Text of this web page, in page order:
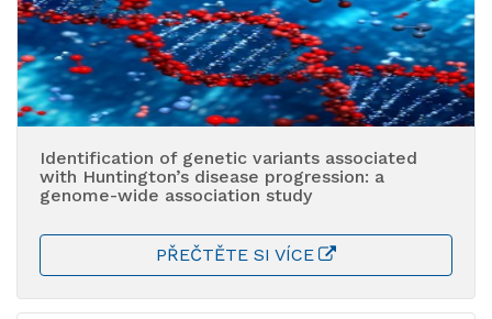
Identification of genetic variants associated
with Huntington’s disease progression: a
genome-wide association study
PŘEČTĚTE SI VÍCE